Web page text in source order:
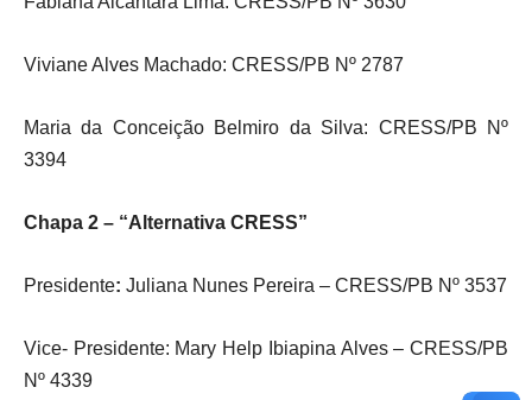
Viviane Alves Machado: CRESS/PB Nº 2787
Maria da Conceição Belmiro da Silva: CRESS/PB Nº
3394
Chapa 2 – “Alternativa CRESS”
Presidente: Juliana Nunes Pereira – CRESS/PB Nº 3537
Vice- Presidente: Mary Help Ibiapina Alves – CRESS/PB
Nº 4339